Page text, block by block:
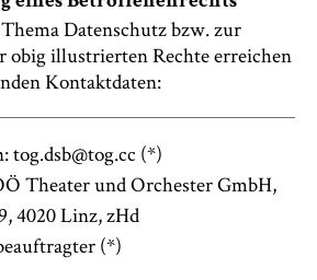
Datenschutz bzw. zur
obig illustrierten Rechte erreichen
Kontaktdaten:
tog.dsb@tog.cc (*)
Theater und Orchester GmbH,
4020 Linz, zHd
(*)